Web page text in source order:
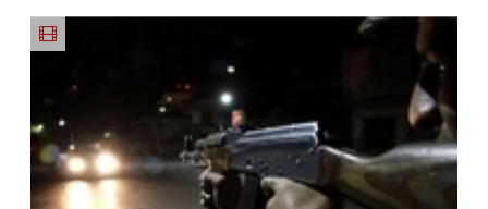
رو پرکن)
بیت کوین
بدون قرص
(پرسشنامه)